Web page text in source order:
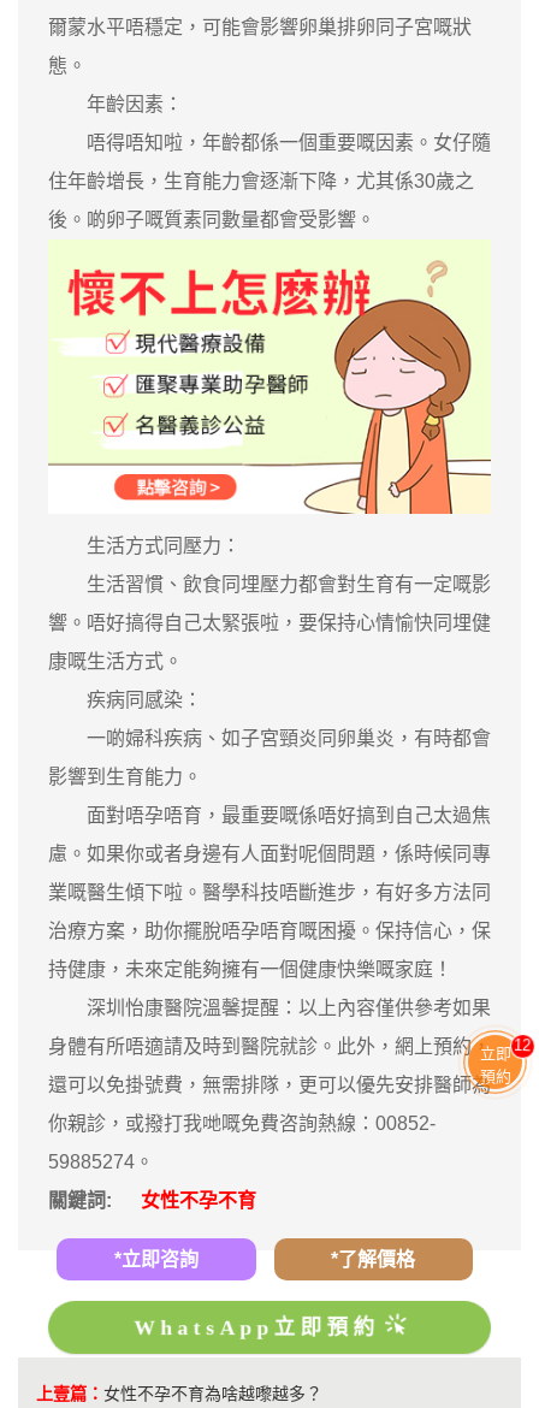
爾蒙水平唔穩定，可能會影響卵巢排卵同子宮嘅狀
態。
年齡因素：
唔得唔知啦，年齡都係一個重要嘅因素。女仔隨
住年齡增長，生育能力會逐漸下降，尤其係30歲之
後。啲卵子嘅質素同數量都會受影響。
生活方式同壓力：
生活習慣、飲食同埋壓力都會對生育有一定嘅影
響。唔好搞得自己太緊張啦，要保持心情愉快同埋健
康嘅生活方式。
疾病同感染：
一啲婦科疾病、如子宮頸炎同卵巢炎，有時都會
影響到生育能力。
面對唔孕唔育，最重要嘅係唔好搞到自己太過焦
慮。如果你或者身邊有人面對呢個問題，係時候同專
業嘅醫生傾下啦。醫學科技唔斷進步，有好多方法同
治療方案，助你擺脫唔孕唔育嘅困擾。保持信心，保
持健康，未來定能夠擁有一個健康快樂嘅家庭！
深圳怡康醫院溫馨提醒：以上內容僅供參考如果
身體有所唔適請及時到醫院就診。此外，網上預約，
還可以免掛號費，無需排隊，更可以優先安排醫師為
你親診，或撥打我哋嘅免費咨詢熱線：00852-
59885274。
關鍵詞:
女性不孕不育
*立即咨詢 *了解價格
WhatsApp立即預約
上壹篇： 女性不孕不育為啥越嚟越多？
立即
預約
12